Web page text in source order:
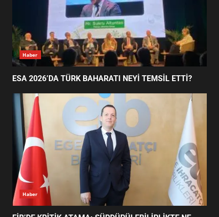
2
ESA 2026’DA TÜRK BAHARATI
NEYİ TEMSİL ETTİ?
3
EİB’DE KRİTİK ATAMA:
SÜRDÜRÜLEBİLİRLİKTE NE
DEĞİŞECEK?
4
EDREMİT’İN GURURU TÜRKİYE
FİNALİNDE NE BAŞARDI?
BALIKESİR MÜZELERİNDE SÜRE
Haber
ESA 2026’DA TÜRK BAHARATI NEYİ TEMSİL ETTİ?